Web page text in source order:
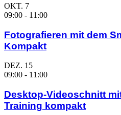
OKT. 7
09:00 - 11:00
Fotografieren mit dem
Kompakt
DEZ. 15
09:00 - 11:00
Desktop-Videoschnitt
Training kompakt